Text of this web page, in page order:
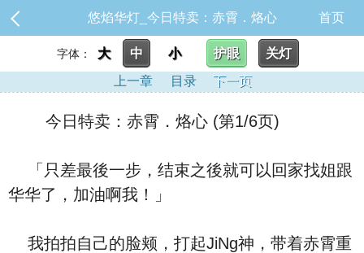
悠焰华灯_今日特卖：赤霄．烙心 首页
字体： 大 中 小 护眼
关灯
上一章
目录 下一页
今日特卖：赤霄．烙心 (第1/6页)
「只差最後一步，结束之後就可以回家找姐跟
华华了，加油啊我！」
我拍拍自己的脸颊，打起JiNg神，带着赤霄重